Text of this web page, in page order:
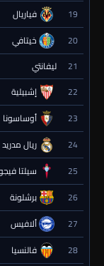
19 فياريال
20 خيتافي
21 ليفانتي
22 إشبيلية
23 أوساسونا
24 ريال مدريد
25 سيلتا
26 برشلونة
27 ألافيس
28 فالنسيا